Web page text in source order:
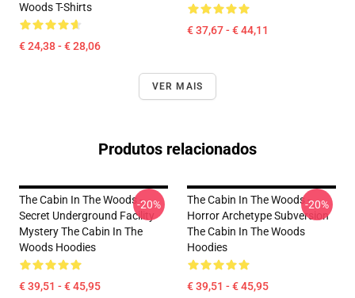
Woods T-Shirts
€ 24,38 - € 28,06
€ 37,67 - € 44,11
VER MAIS
Produtos relacionados
The Cabin In The Woods -
Secret Underground Facility
Mystery The Cabin In The
Woods Hoodies
€ 39,51 - € 45,95
-20%
The Cabin In The Woods -
Horror Archetype Subversion
The Cabin In The Woods
Hoodies
€ 39,51 - € 45,95
-20%